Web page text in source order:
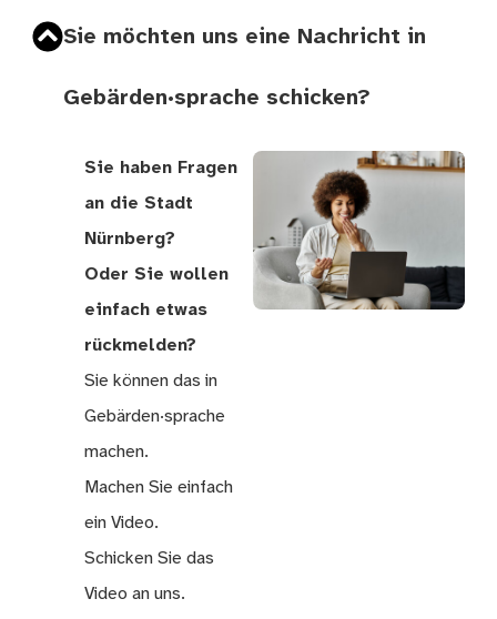
Sie möchten uns eine Nachricht in
Gebärden·sprache schicken?
Sie haben Fragen
an die Stadt
Nürnberg?
Oder Sie wollen
einfach etwas
rückmelden?
Sie können das in
Gebärden·sprache
machen.
Machen Sie einfach
ein Video.
Schicken Sie das
Video an uns.